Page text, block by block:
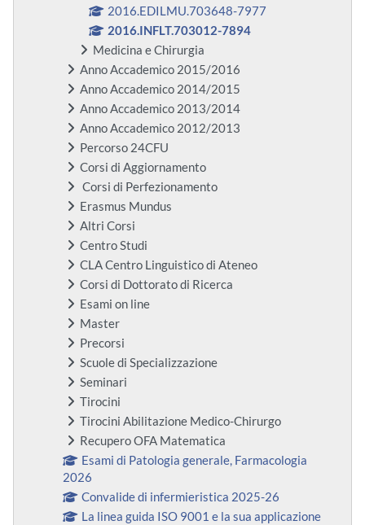
2016.EDILMU.703648-7977
2016.INFLT.703012-7894
Medicina e Chirurgia
Anno Accademico 2015/2016
Anno Accademico 2014/2015
Anno Accademico 2013/2014
Anno Accademico 2012/2013
Percorso 24CFU
Corsi di Aggiornamento
Corsi di Perfezionamento
Erasmus Mundus
Altri Corsi
Centro Studi
CLA Centro Linguistico di Ateneo
Corsi di Dottorato di Ricerca
Esami on line
Master
Precorsi
Scuole di Specializzazione
Seminari
Tirocini
Tirocini Abilitazione Medico-Chirurgo
Recupero OFA Matematica
Esami di Patologia generale, Farmacologia
2026
Convalide di infermieristica 2025-26
La linea guida ISO 9001 e la sua applicazione